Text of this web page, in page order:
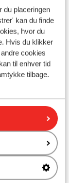
du placeringen
kan du finde
hvor du
Hvis du klikker
cookies
til enhver tid
tilbage.
220 volt.
et gyldigt
i
eller
åbent
– 19.00
kan lokalt